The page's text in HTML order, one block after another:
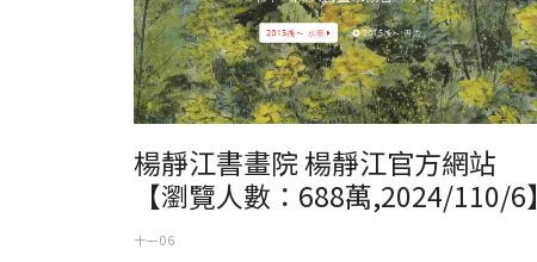
楊靜江書畫院 楊靜江官方網站
【瀏覽人數：688萬,2024/110/6】
十一 06